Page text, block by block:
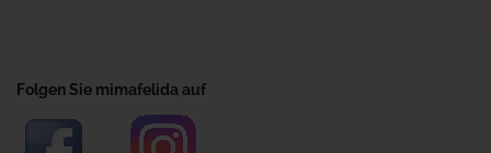
Folgen Sie mimafelida auf